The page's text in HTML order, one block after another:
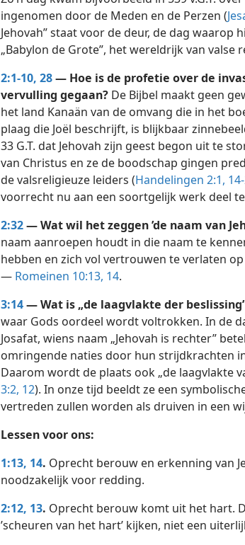
ingenomen door de Meden en de Perzen (
Jehovah” staat voor de deur, de dag waarop
„Babylon de Grote”, het wereldrijk van valse
2:1-10, 28— Hoe is de profetie over de
vervulling gegaan? De Bijbel maakt geen
het land Kanaän van de omvang die in het
plaag die Joël beschrijft, is blijkbaar
33 G.T. dat Jehovah zijn geest begon uit te
van Christus en ze de boodschap gingen
de valsreligieuze leiders (Handelingen 2:1,
voorrecht nu aan een soortgelijk werk deel
2:32— Wat wil het zeggen ’de naam van
naam aanroepen houdt in die naam te
hebben en zich vol vertrouwen te verlaten
— Romeinen 10:13, 14.
3:14— Wat is „de laagvlakte der
waar Gods oordeel wordt voltrokken. In de
Josafat, wiens naam „Jehovah is rechter”
omringende naties door hun strijdkrachten
Daarom wordt de plaats ook „de laagvlakte
3:2, 12). In onze tijd beeldt ze een
vertreden zullen worden als druiven in een
Lessen voor ons:
1:13, 14. Oprecht berouw en erkenning van
noodzakelijk voor redding.
2:12, 13. Oprecht berouw komt uit het hart.
’scheuren van het hart’ kijken, niet een